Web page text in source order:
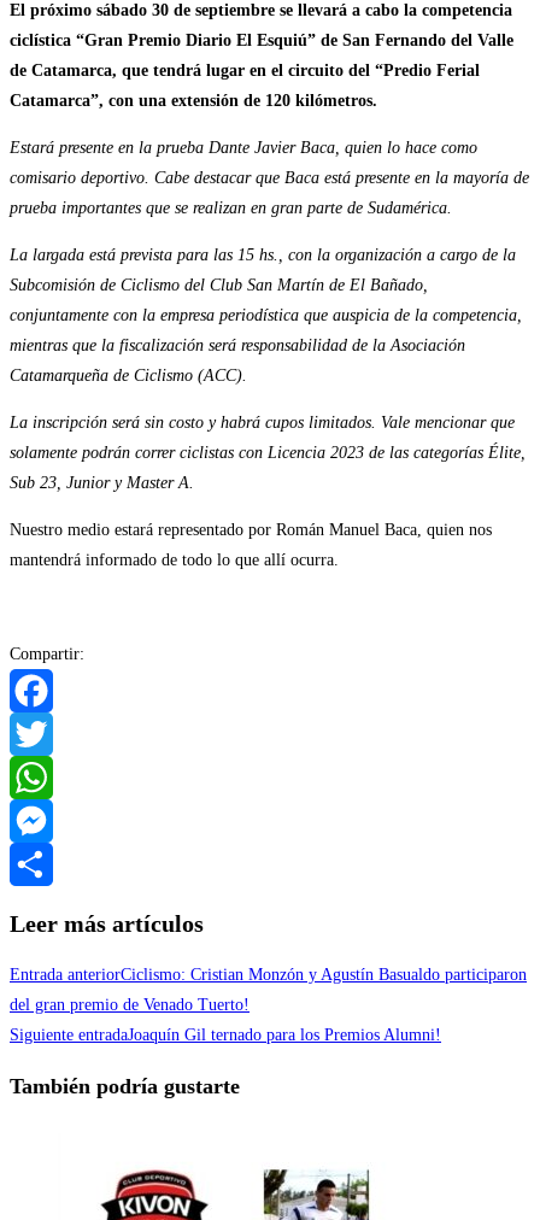
El próximo sábado 30 de septiembre se llevará a cabo la competencia
ciclística “Gran Premio Diario El Esquiú” de San Fernando del Valle
de Catamarca, que tendrá lugar en el circuito del “Predio Ferial
Catamarca”, con una extensión de 120 kilómetros.
Estará presente en la prueba Dante Javier Baca, quien lo hace como
comisario deportivo. Cabe destacar que Baca está presente en la mayoría de
prueba importantes que se realizan en gran parte de Sudamérica.
La largada está prevista para las 15 hs., con la organización a cargo de la
Subcomisión de Ciclismo del Club San Martín de El Bañado,
conjuntamente con la empresa periodística que auspicia de la competencia,
mientras que la fiscalización será responsabilidad de la Asociación
Catamarqueña de Ciclismo (ACC).
La inscripción será sin costo y habrá cupos limitados. Vale mencionar que
solamente podrán correr ciclistas con Licencia 2023 de las categorías Élite,
Sub 23, Junior y Master A.
Nuestro medio estará representado por Román Manuel Baca, quien nos
mantendrá informado de todo lo que allí ocurra.
Compartir:
Facebook
Twitter
WhatsApp
Messenger
Leer más artículos
Entrada anteriorCiclismo: Cristian Monzón y Agustín Basualdo participaron
del gran premio de Venado Tuerto!
Siguiente entradaJoaquín Gil ternado para los Premios Alumni!
También podría gustarte